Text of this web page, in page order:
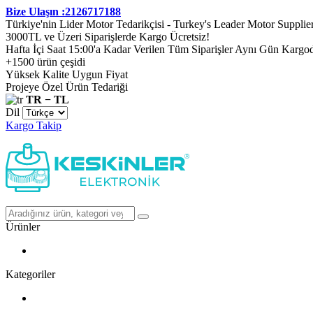
Bize Ulaşın :2126717188
Türkiye'nin Lider Motor Tedarikçisi - Turkey's Leader Motor
3000TL ve Üzeri Siparişlerde Kargo Ücretsiz!
Hafta İçi Saat 15:00'a Kadar Verilen Tüm Siparişler Aynı Gün
+1500 ürün çeşidi
Yüksek Kalite Uygun Fiyat
Projeye Özel Ürün Tedariği
TR − TL
Dil
Kargo Takip
Ürünler
Kategoriler